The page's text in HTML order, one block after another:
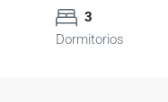
3
Dormitorios